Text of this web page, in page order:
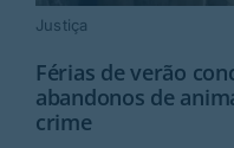
Rubricas
Jornal
Justiça
Férias de verão
abandonos de
crime